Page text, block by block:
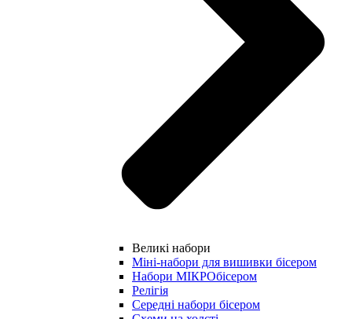
Великі набори
Міні-набори для вишивки бісером
Набори МІКРОбісером
Релігія
Середні набори бісером